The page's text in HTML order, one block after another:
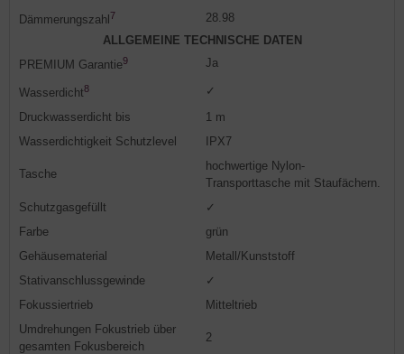
Dämmerungszahl 7
28.98
ALLGEMEINE TECHNISCHE DATEN
PREMIUM Garantie9 Ja
Wasserdicht8
✓
Druckwasserdicht bis
1 m
Wasserdichtigkeit Schutzlevel
IPX7
Tasche
hochwertige Nylon-
Transporttasche mit Staufächern.
Schutzgasgefüllt
✓
Farbe
grün
Gehäusematerial
Metall/Kunststoff
Stativanschlussgewinde
✓
Fokussiertrieb
Mitteltrieb
Umdrehungen Fokustrieb über
gesamten Fokusbereich
2